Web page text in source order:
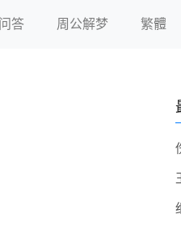
答 周公解梦 繁體